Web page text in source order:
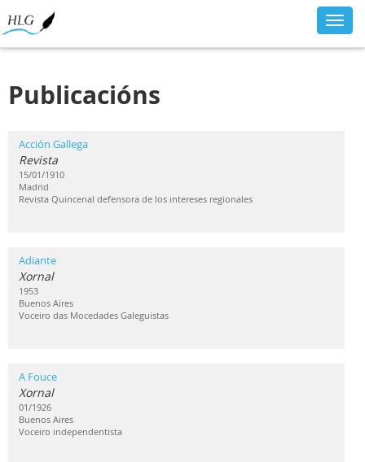
Publicacións
Acción Gallega
Revista
15/01/1910
Madrid
Revista Quincenal defensora de los intereses regionales
Adiante
Xornal
1953
Buenos Aires
Voceiro das Mocedades Galeguistas
A Fouce
Xornal
01/1926
Buenos Aires
Voceiro independentista